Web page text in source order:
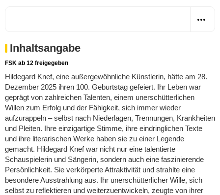
Inhaltsangabe
FSK ab 12 freigegeben
Hildegard Knef, eine außergewöhnliche Künstlerin, hätte am 28.
Dezember 2025 ihren 100. Geburtstag gefeiert. Ihr Leben war
geprägt von zahlreichen Talenten, einem unerschütterlichen
Willen zum Erfolg und der Fähigkeit, sich immer wieder
aufzurappeln – selbst nach Niederlagen, Trennungen, Krankheiten
und Pleiten. Ihre einzigartige Stimme, ihre eindringlichen Texte
und ihre literarischen Werke haben sie zu einer Legende
gemacht. Hildegard Knef war nicht nur eine talentierte
Schauspielerin und Sängerin, sondern auch eine faszinierende
Persönlichkeit. Sie verkörperte Attraktivität und strahlte eine
besondere Ausstrahlung aus. Ihr unerschütterlicher Wille, sich
selbst zu reflektieren und weiterzuentwickeln, zeugte von ihrer